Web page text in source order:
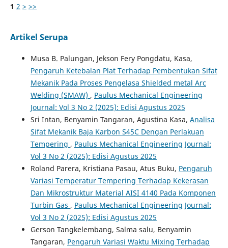
1 2 > >>
Artikel Serupa
Musa B. Palungan, Jekson Fery Pongdatu, Kasa,
Pengaruh Ketebalan Plat Terhadap Pembentukan Sifat
Mekanik Pada Proses Pengelasa Shielded metal Arc
Welding (SMAW) , Paulus Mechanical Engineering
Journal: Vol 3 No 2 (2025): Edisi Agustus 2025
Sri Intan, Benyamin Tangaran, Agustina Kasa, Analisa
Sifat Mekanik Baja Karbon S45C Dengan Perlakuan
Tempering , Paulus Mechanical Engineering Journal:
Vol 3 No 2 (2025): Edisi Agustus 2025
Roland Parera, Kristiana Pasau, Atus Buku, Pengaruh
Variasi Temperatur Tempering Terhadap Kekerasan
Dan Mikrostruktur Material AISI 4140 Pada Komponen
Turbin Gas , Paulus Mechanical Engineering Journal:
Vol 3 No 2 (2025): Edisi Agustus 2025
Gerson Tangkelembang, Salma salu, Benyamin
Tangaran, Pengaruh Variasi Waktu Mixing Terhadap